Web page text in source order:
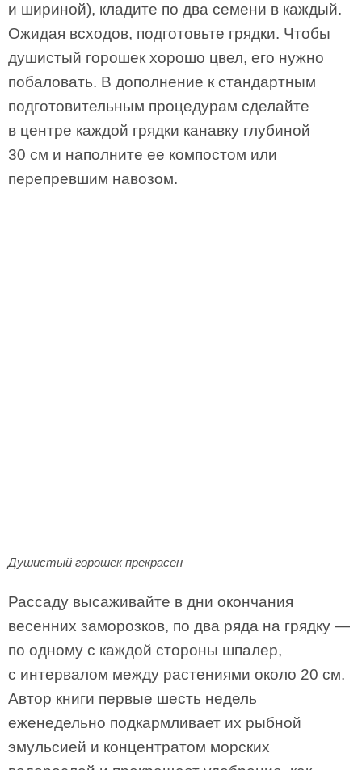
и шириной), кладите по два семени в каждый.
Ожидая всходов, подготовьте грядки. Чтобы
душистый горошек хорошо цвел, его нужно
побаловать. В дополнение к стандартным
подготовительным процедурам сделайте
в центре каждой грядки канавку глубиной
30 см и наполните ее компостом или
перепревшим навозом.
Душистый горошек прекрасен
Рассаду высаживайте в дни окончания
весенних заморозков, по два ряда на грядку —
по одному с каждой стороны шпалер,
с интервалом между растениями около 20 см.
Автор книги первые шесть недель
еженедельно подкармливает их рыбной
эмульсией и концентратом морских